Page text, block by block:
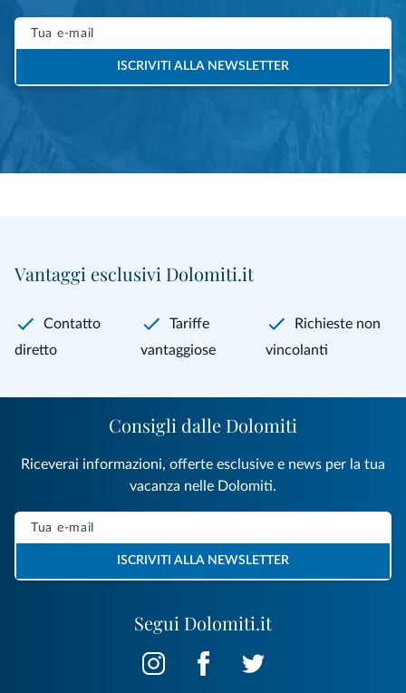
ISCRIVITI ALLA NEWSLETTER
Vantaggi esclusivi Dolomiti.it
Contatto
diretto
Tariffe
vantaggiose
Richieste non
vincolanti
Segui Dolomiti.it
Consigli dalle Dolomiti
Riceverai informazioni, offerte esclusive e news per la tua
vacanza nelle Dolomiti.
ISCRIVITI ALLA NEWSLETTER